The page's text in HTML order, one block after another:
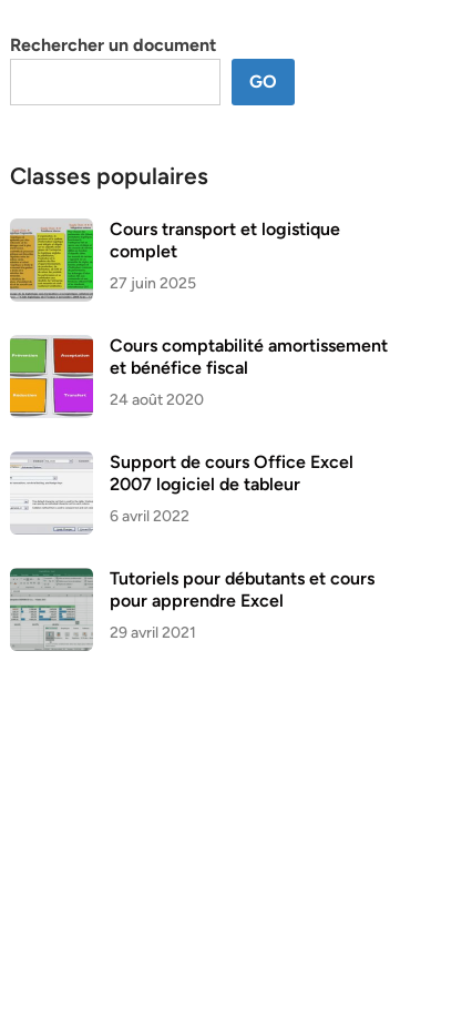
Rechercher un document
GO
Classes populaires
Cours transport et logistique
complet
27 juin 2025
Cours comptabilité amortissement
et bénéfice fiscal
24 août 2020
Support de cours Office Excel
2007 logiciel de tableur
6 avril 2022
Tutoriels pour débutants et cours
pour apprendre Excel
29 avril 2021